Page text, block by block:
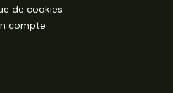
de cookies
compte